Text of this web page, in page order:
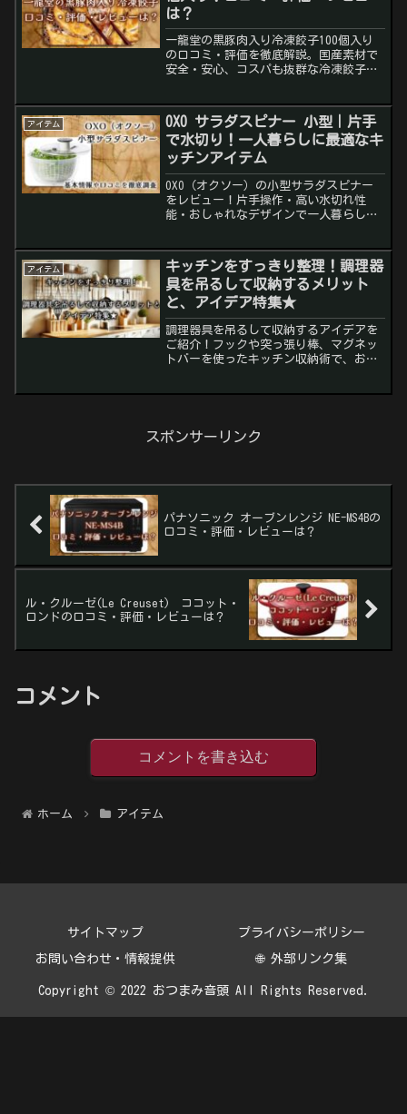
は？
一龍堂の黒豚肉入り冷凍餃子100個入り
の口コミ・評価を徹底解説。国産素材で
安全・安心、コスパも抜群な冷凍餃子。
アイテム
OXO サラダスピナー 小型｜片手
で水切り！一人暮らしに最適なキ
ッチンアイテム
OXO（オクソー）の小型サラダスピナー
をレビュー！片手操作・高い水切れ性
能・おしゃれなデザインで一人暮らしに
アイテム
キッチンをすっきり整理！調理器
具を吊るして収納するメリット
と、アイデア特集★
調理器具を吊るして収納するアイデアを
ご紹介！フックや突っ張り棒、マグネッ
トバーを使ったキッチン収納術で、おし
スポンサーリンク
パナソニック オーブンレンジ NE-MS4Bの
口コミ・評価・レビューは？
ル・クルーゼ(Le Creuset) ココット・
ロンドの口コミ・評価・レビューは？
コメント
コメントを書き込む
ホーム アイテム
サイトマップ プライバシーポリシー
お問い合わせ・情報提供 🌐 外部リンク集
Copyright © 2022 おつまみ音頭 All Rights Reserved.